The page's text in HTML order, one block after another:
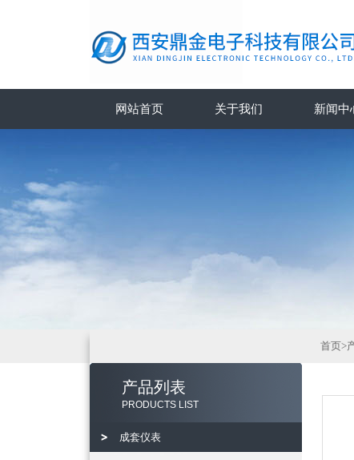
网站首页 关于我们 新闻中
产品列表
PRODUCTS LIST
成套仪表
首页>